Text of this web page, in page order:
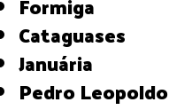
Cataguases
Januária
Pedro Leopoldo